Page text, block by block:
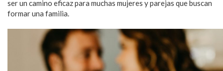
ser un camino eficaz para muchas mujeres y parejas que buscan
formar una familia.